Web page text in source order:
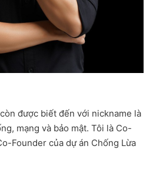
được biết đến với nickname là
mạng và bảo mật. Tôi là Co-
Founder của dự án Chống Lừa